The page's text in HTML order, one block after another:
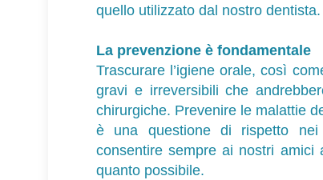
quello utilizzato dal nostro dentista.
La prevenzione è fondamentale
Trascurare l’igiene orale, così
gravi e irreversibili che
chirurgiche. Prevenire le malattie
è una questione di rispetto
consentire sempre ai nostri
quanto possibile.